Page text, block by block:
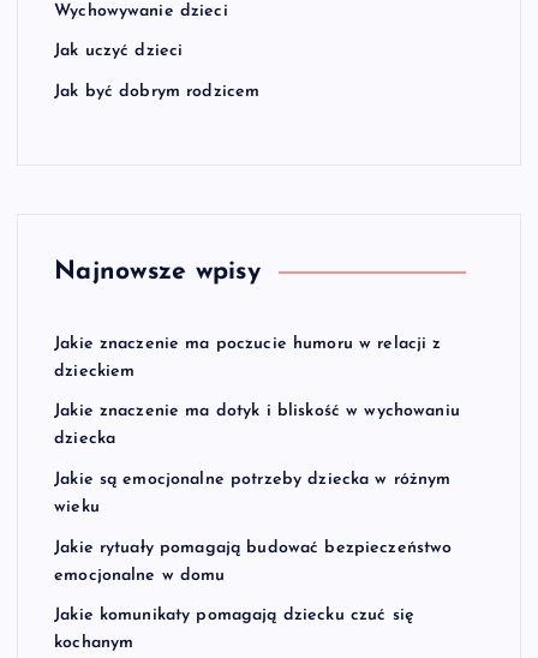
Wychowywanie dzieci
Jak uczyć dzieci
Jak być dobrym rodzicem
Najnowsze wpisy
Jakie znaczenie ma poczucie humoru w relacji z
dzieckiem
Jakie znaczenie ma dotyk i bliskość w wychowaniu
dziecka
Jakie są emocjonalne potrzeby dziecka w różnym
wieku
Jakie rytuały pomagają budować bezpieczeństwo
emocjonalne w domu
Jakie komunikaty pomagają dziecku czuć się
kochanym